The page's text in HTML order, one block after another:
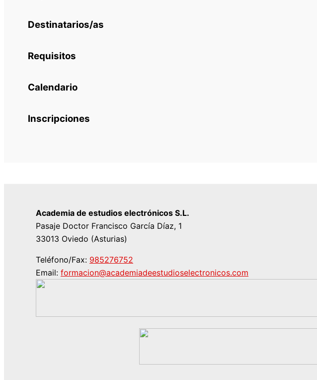
Destinatarios/as
Requisitos
Calendario
Inscripciones
Academia de estudios electrónicos S.L.
Pasaje Doctor Francisco García Díaz, 1
33013 Oviedo (Asturias)
Teléfono/Fax: 985276752
Email: formacion@academiadeestudioselectronicos.com